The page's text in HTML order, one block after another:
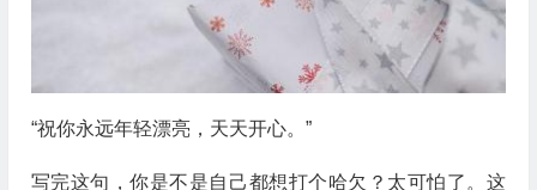
“祝你永远年轻漂亮，天天开心。”
写完这句，你是不是自己都想打个哈欠？太可怕了。这